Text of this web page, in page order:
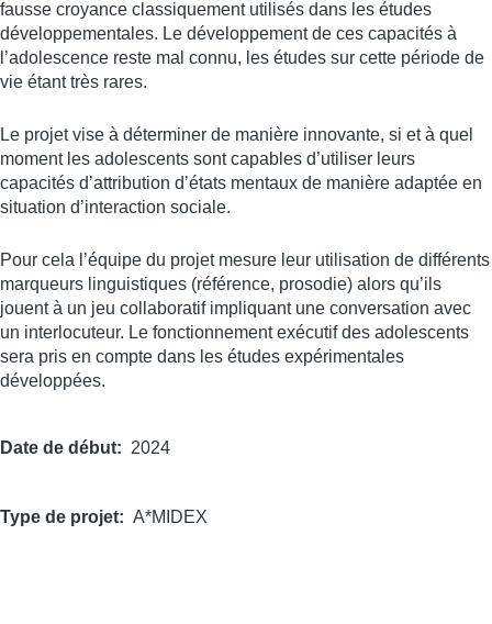
fausse croyance classiquement utilisés dans les études
développementales. Le développement de ces capacités à
l’adolescence reste mal connu, les études sur cette période de
vie étant très rares.
Le projet vise à déterminer de manière innovante, si et à quel
moment les adolescents sont capables d’utiliser leurs
capacités d’attribution d’états mentaux de manière adaptée en
situation d’interaction sociale.
Pour cela l’équipe du projet mesure leur utilisation de différents
marqueurs linguistiques (référence, prosodie) alors qu’ils
jouent à un jeu collaboratif impliquant une conversation avec
un interlocuteur. Le fonctionnement exécutif des adolescents
sera pris en compte dans les études expérimentales
développées.
Date de début 2024
Type de projet A*MIDEX